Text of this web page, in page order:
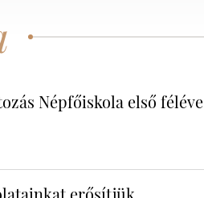
Népfőiskola első féléve